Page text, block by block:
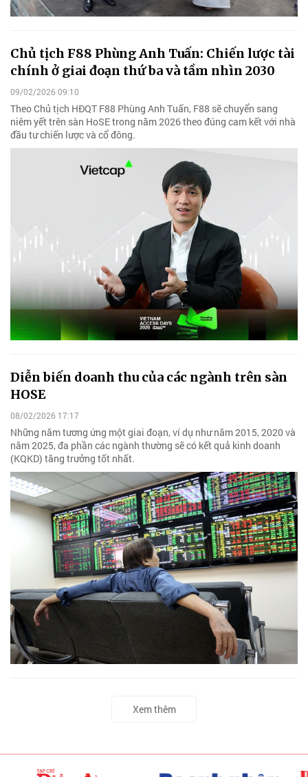
Chủ tịch F88 Phùng Anh Tuấn: Chiến lược tài
chính ở giai đoạn thứ ba và tầm nhìn 2030
09/02/2026 09:10
Theo Chủ tịch HĐQT F88 Phùng Anh Tuấn, F88 sẽ chuyển sang
niêm yết trên sàn HoSE trong năm 2026 theo đúng cam kết với nhà
đầu tư chiến lược và cổ đông.
Diễn biến doanh thu của các ngành trên sàn
HOSE
08/02/2026 17:17
Những năm tương ứng một giai đoạn, ví dụ như năm 2015, 2020 và
năm 2025, đa phần các ngành thường sẽ có kết quả kinh doanh
(KQKD) tăng trưởng tốt nhất.
Xem thêm